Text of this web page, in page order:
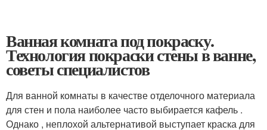
Ванная комната под покраску.
Технология покраски стены в ванне,
советы специалистов
Для ванной комнаты в качестве отделочного материала
для стен и пола наиболее часто выбирается кафель .
Однако , неплохой альтернативой выступает краска для